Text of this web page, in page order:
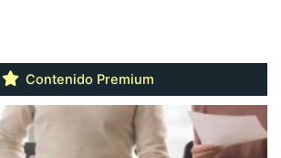
Contenido Premium